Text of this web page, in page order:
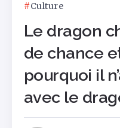
Culture
Le dragon
de chance
pourquoi il
avec le